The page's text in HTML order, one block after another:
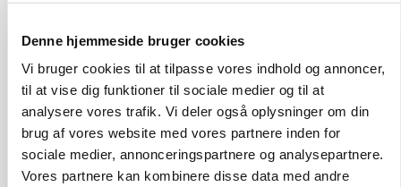
Denne hjemmeside bruger cookies
Vi bruger cookies til at tilpasse vores indhold og annoncer,
til at vise dig funktioner til sociale medier og til at
analysere vores trafik. Vi deler også oplysninger om din
brug af vores website med vores partnere inden for
sociale medier, annonceringspartnere og analysepartnere.
Vores partnere kan kombinere disse data med andre
POLITIK